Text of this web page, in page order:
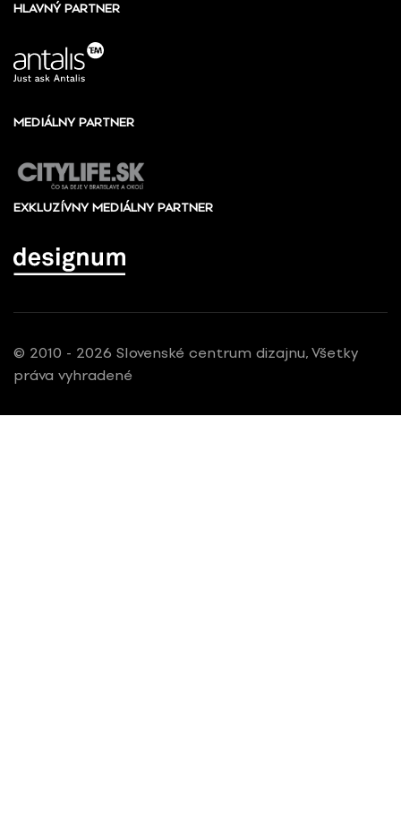
HLAVNÝ PARTNER
MEDIÁLNY PARTNER
EXKLUZÍVNY MEDIÁLNY PARTNER
© 2010 - 2026 Slovenské centrum dizajnu, Všetky
práva vyhradené